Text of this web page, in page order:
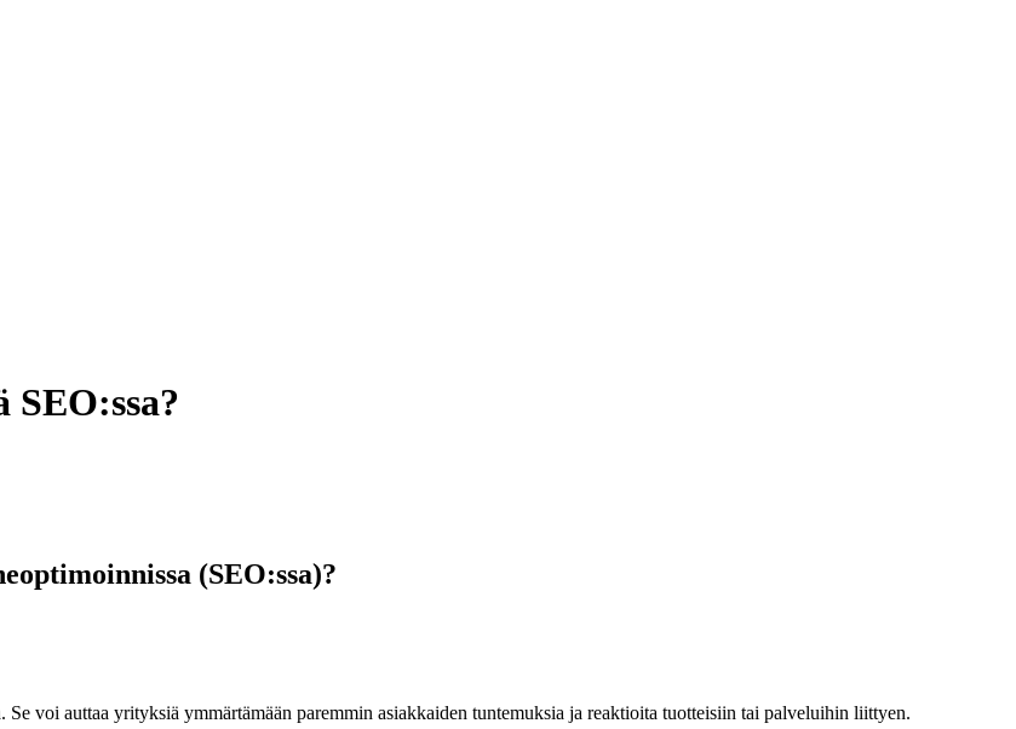
(SEO:ssa)?
voi auttaa yrityksiä ymmärtämään paremmin asiakkaiden tuntemuksia ja reaktioita tuotteisiin tai palveluihin liittyen.